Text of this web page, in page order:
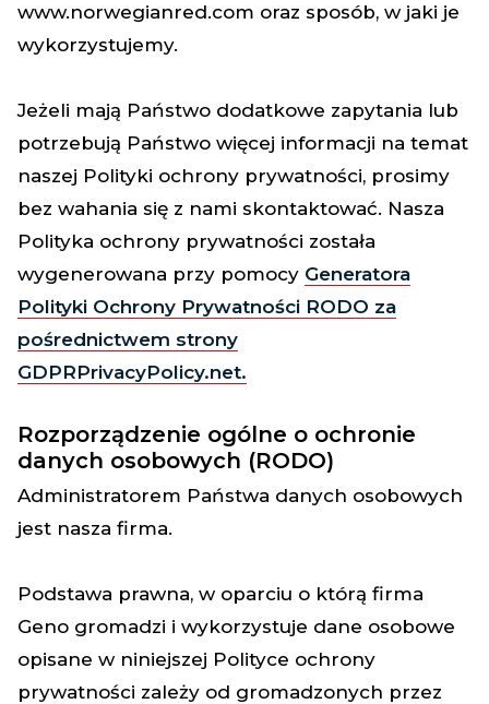
www.norwegianred.com oraz sposób, w jaki je
wykorzystujemy.
Jeżeli mają Państwo dodatkowe zapytania lub
potrzebują Państwo więcej informacji na temat
naszej Polityki ochrony prywatności, prosimy
bez wahania się z nami skontaktować. Nasza
Polityka ochrony prywatności została
wygenerowana przy pomocy Generatora
Polityki Ochrony Prywatności RODO za
pośrednictwem strony
GDPRPrivacyPolicy.net.
Rozporządzenie ogólne o ochronie
danych osobowych (RODO)
Administratorem Państwa danych osobowych
jest nasza firma.
Podstawa prawna, w oparciu o którą firma
Geno gromadzi i wykorzystuje dane osobowe
opisane w niniejszej Polityce ochrony
prywatności zależy od gromadzonych przez